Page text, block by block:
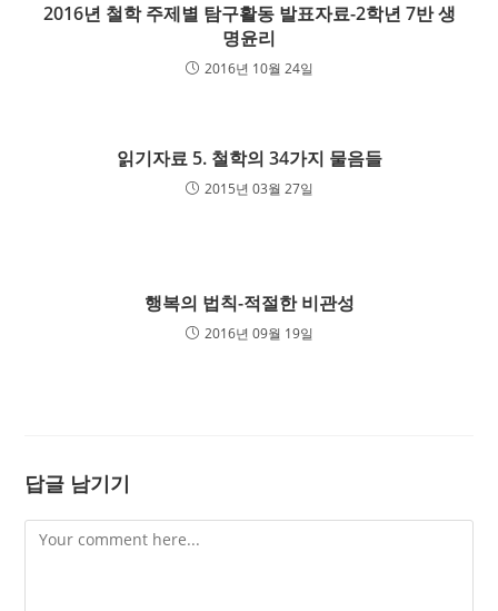
2016년 철학 주제별 탐구활동 발표자료-2학년 7반 생
명윤리
2016년 10월 24일
읽기자료 5. 철학의 34가지 물음들
2015년 03월 27일
행복의 법칙-적절한 비관성
2016년 09월 19일
답글 남기기
Comment